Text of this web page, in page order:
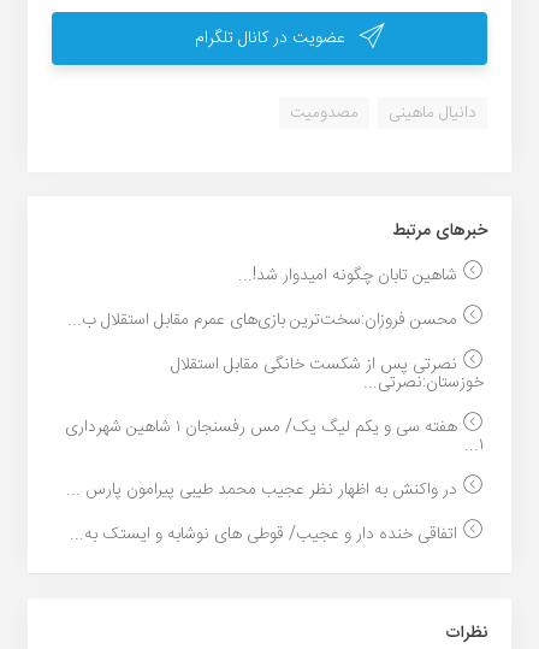
عضویت در کانال تلگرام
دانیال ماهینی مصدومیت
خبر‌های مرتبط
شاهین تابان چگونه امیدوار شد!...
محسن فروزان:سخت‌ترین بازی‌های عمرم مقابل استقلال ب...
نصرتی پس از شکست خانگی مقابل استقلال
خوزستان:نصرتی...
هفته سی و یکم لیگ یک/ مس رفسنجان ۱ شاهین شهرداری
۱...
در واکنش به اظهار نظر عجیب محمد طیبی پیرامون پارس ...
اتفاقی خنده دار و عجیب/ قوطی های نوشابه و ایستک به...
نظرات